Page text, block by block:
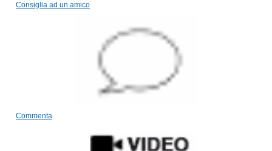
Consiglia ad un amico
Commenta